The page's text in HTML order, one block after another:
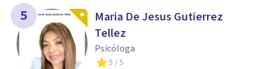
5
Maria De Jesus Gutierrez
Tellez
Psicóloga
5 / 5